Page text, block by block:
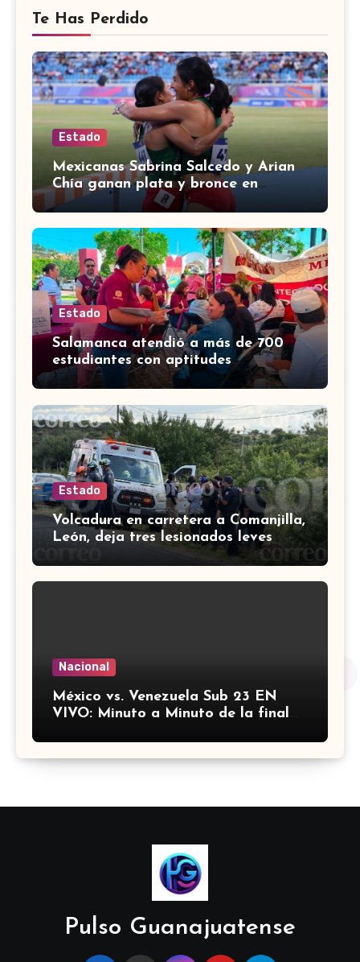
Te Has Perdido
Estado
Mexicanas Sabrina Salcedo y Arian
Chía ganan plata y bronce en
3000m con obstáculos en
Estado
Salamanca atendió a más de 700
estudiantes con aptitudes
sobresalientes durante el ciclo
Estado
Volcadura en carretera a Comanjilla,
León, deja tres lesionados leves
Nacional
México vs. Venezuela Sub 23 EN
VIVO: Minuto a Minuto de la final
del Caribe
Pulso Guanajuatense